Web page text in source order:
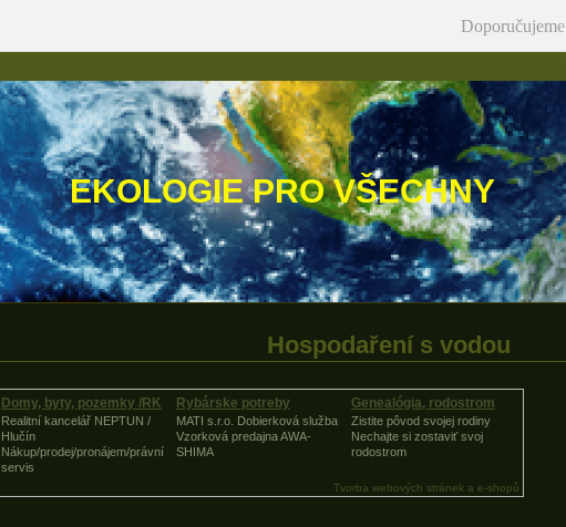
Doporučujeme
EKOLOGIE PRO VŠECHNY
Hospodaření s vodou
Domy, byty, pozemky /RK
Realitní kancelář NEPTUN /
Hlučín
Nákup/prodej/pronájem/právní
servis
Rybárske potreby
MATI s.r.o. Dobierková služba
Vzorková predajna AWA-
SHIMA
Genealógia, rodostrom
Zistite pôvod svojej rodiny
Nechajte si zostaviť svoj
rodostrom
Tvorba webových stránek a e-shopů